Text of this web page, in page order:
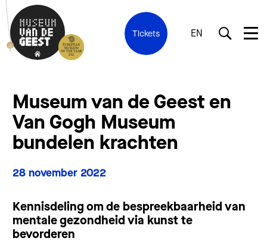
Tickets EN
Museum van de Geest en
Van Gogh Museum
bundelen krachten
28 november 2022
Kennisdeling om de bespreekbaarheid van
mentale gezondheid via kunst te
bevorderen